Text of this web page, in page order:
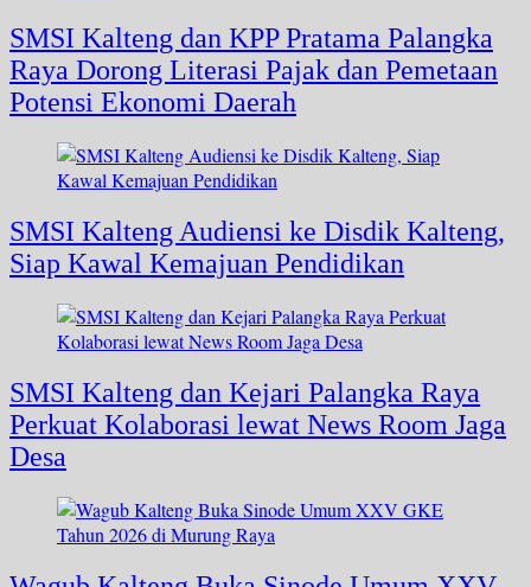
SMSI Kalteng dan KPP Pratama Palangka
Raya Dorong Literasi Pajak dan Pemetaan
Potensi Ekonomi Daerah
SMSI Kalteng Audiensi ke Disdik Kalteng,
Siap Kawal Kemajuan Pendidikan
SMSI Kalteng dan Kejari Palangka Raya
Perkuat Kolaborasi lewat News Room Jaga
Desa